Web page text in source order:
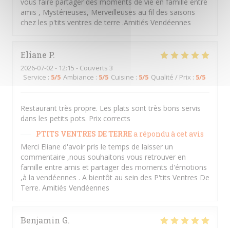
amis , Mystérieuses, Merveilleuses au fil des saisons
chez les p'tits ventres de terre .Amitiés Vendéennes
Eliane P
2026-07-02 - 12:15 - Couverts 3
Service : 5/5 Ambiance : 5/5 Cuisine : 5/5 Qualité / Prix : 5/5
Restaurant très propre. Les plats sont très bons servis
dans les petits pots. Prix corrects
PTITS VENTRES DE TERREa répondu à cet avis
Merci Eliane d'avoir pris le temps de laisser un
commentaire ,nous souhaitons vous retrouver en
famille entre amis et partager des moments d'émotions
,à la vendéennes . A bientôt au sein des P'tits Ventres De
Terre. Amitiés Vendéennes
Benjamin G